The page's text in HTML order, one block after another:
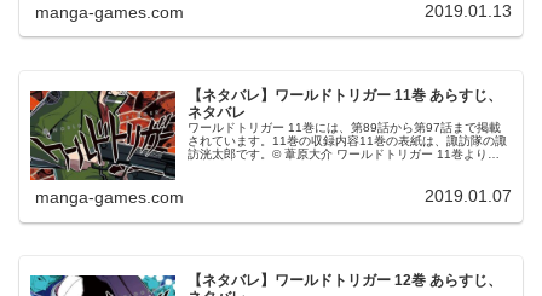
manga-games.com 2019.01.13
【ネタバレ】ワールドトリガー 11巻 あらすじ、
ネタバレ
ワールドトリガー 11巻には、第89話から第97話まで掲載
されています。11巻の収録内容11巻の表紙は、諏訪隊の諏
訪洸太郎です。© 葦原大介 ワールドトリガー 11巻より第
manga-games.com 2019.01.07
【ネタバレ】ワールドトリガー 12巻 あらすじ、